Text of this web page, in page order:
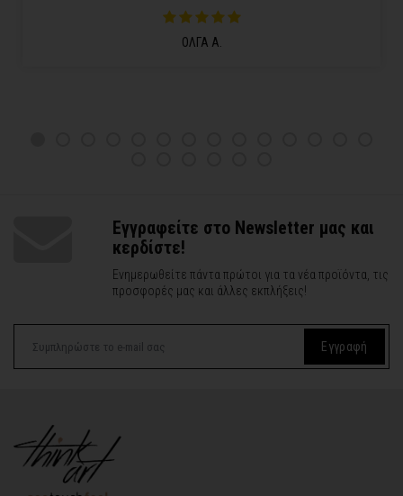
ΟΛΓΑ Α.
Εγγραφείτε στο Newsletter μας και
κερδίστε!
Ενημερωθείτε πάντα πρώτοι για τα νέα προϊόντα, τις
προσφορές μας και άλλες εκπλήξεις!
Εγγραφή